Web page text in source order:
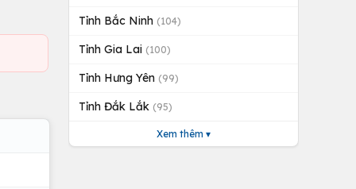
Tỉnh Bắc Ninh (104)
Tỉnh Gia Lai (100)
Tỉnh Hưng Yên (99)
Tỉnh Đắk Lắk (95)
Xem thêm ▾